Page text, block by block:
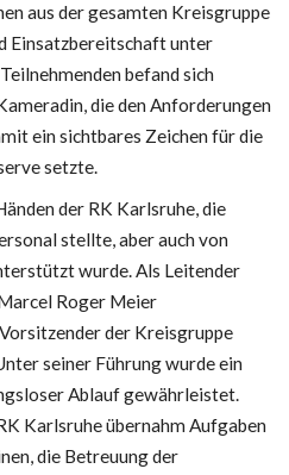
aus der gesamten Kreisgruppe
Einsatzbereitschaft unter
befand sich
die den Anforderungen
ein sichtbares Zeichen für die
setzte.
der RK Karlsruhe, die
stellte, aber auch von
wurde. Als Leitender
Roger Meier
der Kreisgruppe
seiner Führung wurde ein
Ablauf gewährleistet.
Karlsruhe übernahm Aufgaben
die Betreuung der